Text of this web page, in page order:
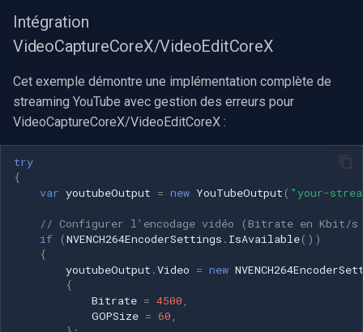
Intégration
VideoCaptureCoreX/VideoEditCoreX
Cet exemple démontre une implémentation complète de
streaming YouTube avec gestion des erreurs pour
VideoCaptureCoreX/VideoEditCoreX :
try
{
var youtubeOutput = new YouTubeOutput ( "your-
// Configurer l'encodage vidéo (Bitrate en Kbit/s
if
(NVENCH264EncoderSettings . IsAvailable())
{
youtubeOutput .Video = new
{
Bitrate = 4500
GOPSize = 60